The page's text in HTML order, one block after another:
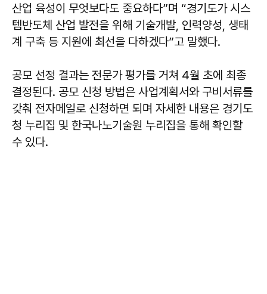
산업 육성이 무엇보다도 중요하다”며 “경기도가 시스
템반도체 산업 발전을 위해 기술개발, 인력양성, 생태
계 구축 등 지원에 최선을 다하겠다”고 말했다.
공모 선정 결과는 전문가 평가를 거쳐 4월 초에 최종
결정된다. 공모 신청 방법은 사업계획서와 구비서류를
갖춰 전자메일로 신청하면 되며 자세한 내용은 경기도
청 누리집 및 한국나노기술원 누리집을 통해 확인할
수 있다.